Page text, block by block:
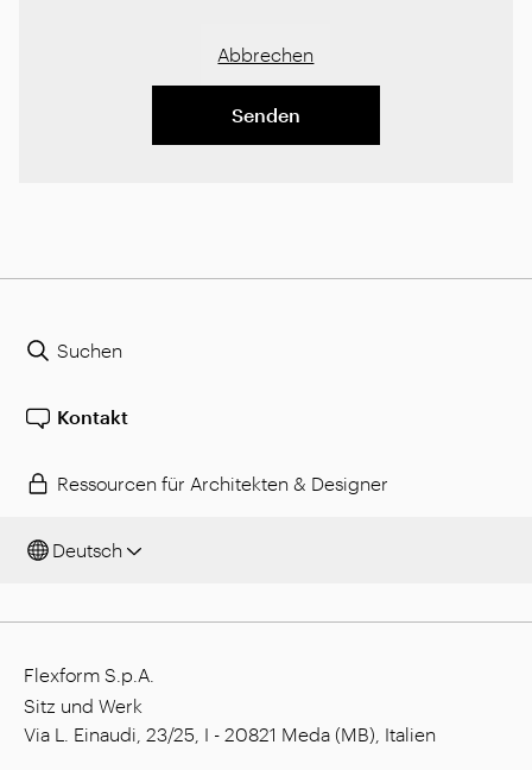
Abbrechen
Senden
Suchen
Kontakt
Ressourcen für Architekten & Designer
Deutsch
Flexform S.p.A.
Sitz und Werk
Via L. Einaudi, 23/25, I - 20821 Meda (MB), Italien